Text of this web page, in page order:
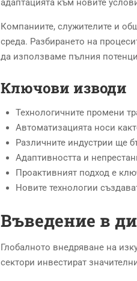
адаптацията към новите
Компаниите, служителите и
среда. Разбирането на
да използваме пълния
Ключови изводи
Технологичните промени
Автоматизацията носи
Различните индустрии ще
Адаптивността и
Проактивният подход е
Новите технологии
Въведение в
Глобалното внедряване на
сектори инвестират